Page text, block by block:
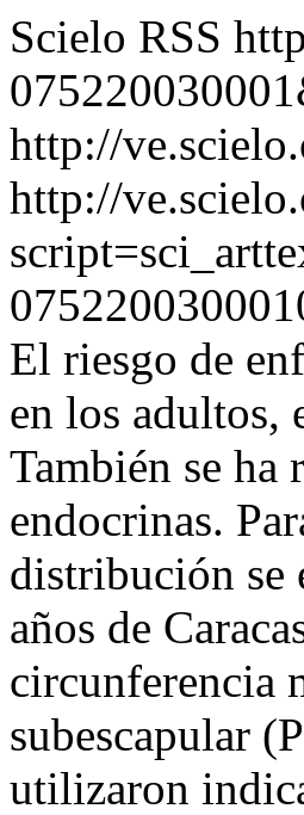
Scielo RSS
http://
http://
El riesgo de
en los adultos,
También se ha
endocrinas.
distribución se
años de
circunferencia
subescapular
utilizaron